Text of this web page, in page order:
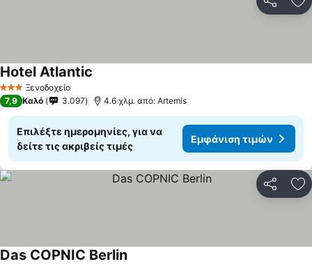
3 ΑστέριαΞενοδοχείο
Hotel Atlantic
7,9 Καλό 3.097 4.6 χλμ. από: Artemis
Επιλέξτε ημερομηνίες, για να
δείτε τις ακριβείς τιμές
Εμφάνιση τιμών
Das COPNIC Berlin